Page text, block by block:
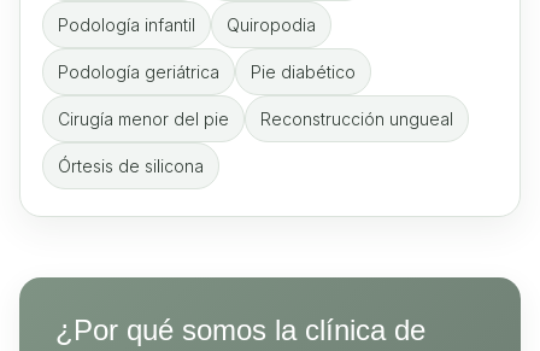
Podología infantil Quiropodia
Podología geriátrica Pie diabético
Cirugía menor del pie Reconstrucción ungueal
Órtesis de silicona
¿Por qué somos la clínica de